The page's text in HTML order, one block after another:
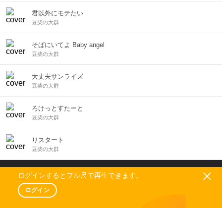
君以外にモテたい
豆柴の大群
そばにいてよ Baby angel
豆柴の大群
大丈夫サンライズ
豆柴の大群
ろけっとすたーと
豆柴の大群
りスタート
豆柴の大群
利用規約 |
プライバシーポリシー
ログインするとフル尺で再生できます。
ログイン